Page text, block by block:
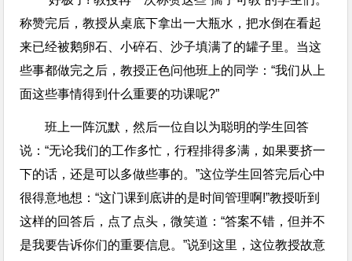
称赞完后，教授从桌底下拿出一大瓶水，把水倒在看起
来已经被鹅卵石、小碎石、沙子填满了的罐子里。当这
些事都做完之后，教授正色问他班上的同学：“我们从上
面这些事情得到什么重要的功课呢?”
班上一阵沉默，然后一位自以为聪明的学生回答
说：“无论我们的工作多忙，行程排得多满，如果要挤一
下的话，还是可以多做些事的。”这位学生回答完后心中
很得意地想：“这门课到底讲的是时间管理啊!”教授听到
这样的回答后，点了点头，微笑道：“答案不错，但并不
是我要告诉你们的重要信息。”说到这里，这位教授故意